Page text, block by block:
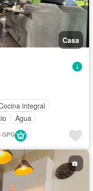
Casa
integral
Agua